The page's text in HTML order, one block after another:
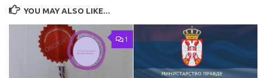
YOU MAY ALSO LIKE...
1